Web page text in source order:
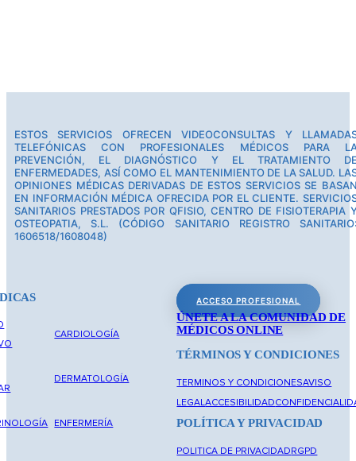
ESTOS SERVICIOS OFRECEN VIDEOCONSULTAS Y
TELEFÓNICAS CON PROFESIONALES MÉDICOS PARA
PREVENCIÓN, EL DIAGNÓSTICO Y EL TRATAMIENTO
ENFERMEDADES, ASÍ COMO EL MANTENIMIENTO DE LA SALUD.
OPINIONES MÉDICAS DERIVADAS DE ESTOS SERVICIOS SE
EN INFORMACIÓN MÉDICA OFRECIDA POR EL CLIENTE.
SANITARIOS PRESTADOS POR QFISIO, CENTRO DE FISIOTERAPIA
OSTEOPATIA, S.L. (CÓDIGO SANITARIO REGISTRO
1606518/1608048)
CARDIOLOGÍA
DERMATOLOGÍA
ENFERMERÍA
ACCESO PROFESIONAL
ÚNETE A LA COMUNIDAD DE
MÉDICOS ONLINE
TÉRMINOS Y CONDICIONES
TERMINOS Y CONDICIONESAVISO
LEGALACCESIBILIDAD
POLÍTICA Y PRIVACIDAD
POLITICA DE PRIVACIDADRGPD